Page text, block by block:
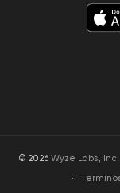
© 2026 Wyze Labs, Inc.